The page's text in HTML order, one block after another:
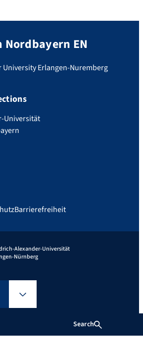
Search
Nordbayern EN
Erlangen-Nuremberg
Universität
Barrierefreiheit
Alexander-Universität
Nürnberg